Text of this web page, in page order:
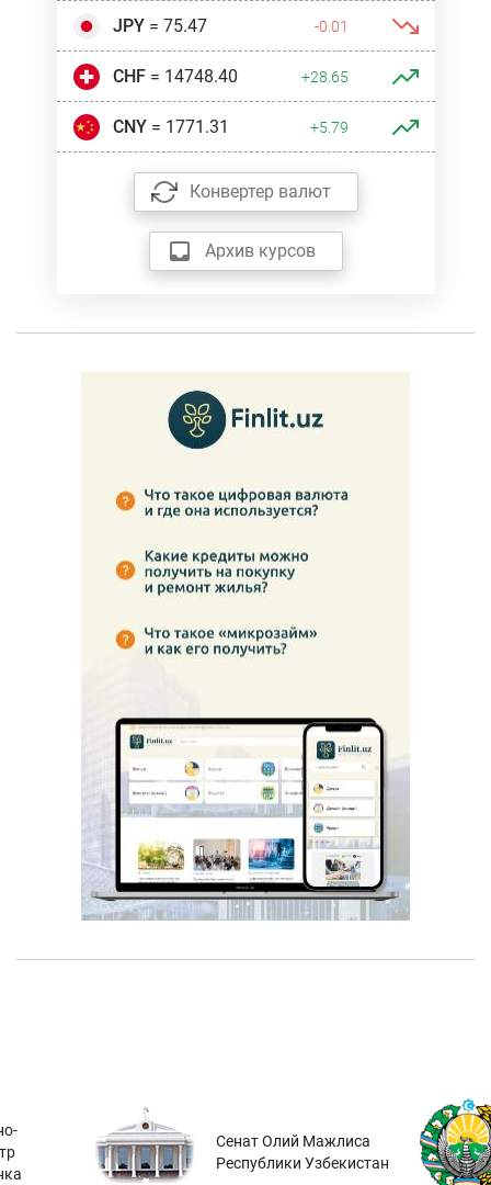
JPY= 75.47 -0.01
CHF= 14748.40 +28.65
CNY= 1771.31 +5.79
Конвертер валют
Архив курсов
Сенат Олий Мажлиса
Республики Узбекистан